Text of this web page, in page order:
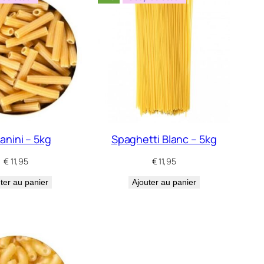
– 5kg
€11,95
au panier
Spaghetti Blanc – 5kg
€11,95
Ajouter au panier